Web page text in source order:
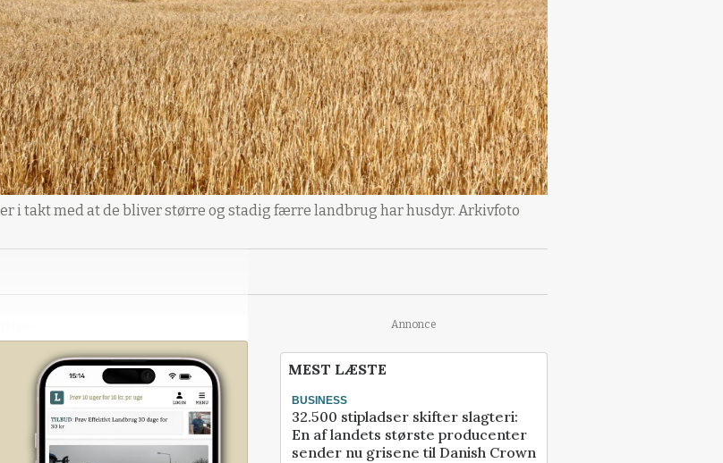
i takt med at de bliver større og stadig færre landbrug har husdyr. Arkivfoto
Annonce
MEST LÆSTE
BUSINESS
32.500 stipladser skifter slagteri:
En af landets største producenter
sender nu grisene til Danish Crown